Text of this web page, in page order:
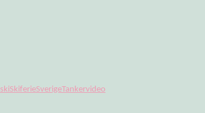
skiSkiferieSverigeTankervideo